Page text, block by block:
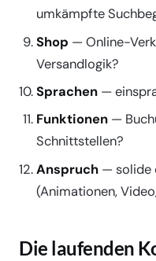
umkämpfte
Shop — Online-
Versandlogik?
Sprachen—
Funktionen—
Schnittstellen?
Anspruch— solide
(Animationen,
Die laufenden